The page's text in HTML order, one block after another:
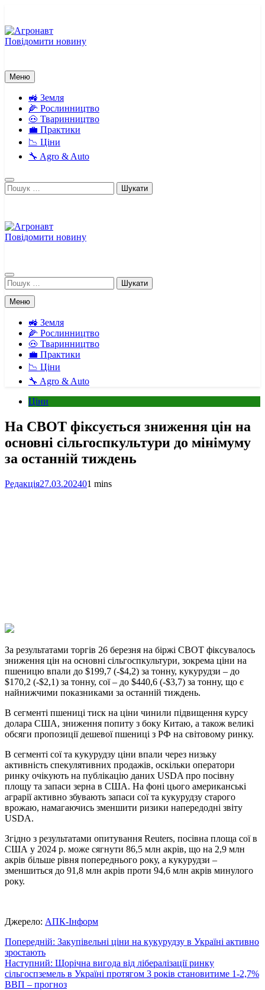
вмісту
Повідомити новину
Меню
🚜 Земля
🌽 Рослинництво
🐽 Тваринництво
💼 Практики
📉 Ціни
🔧 Agro & Auto
Пошук:
Повідомити новину
Пошук:
Меню
🚜 Земля
🌽 Рослинництво
🐽 Тваринництво
💼 Практики
📉 Ціни
🔧 Agro & Auto
Ціни
На CBOT фіксується зниження цін на
основні сільгоспкультури до мінімуму
за останній тиждень
Редакція27.03.202401 mins
Link
Print
За результатами торгів 26 березня на біржі CBOT фіксувалось
зниження цін на основні сільгоспкультури, зокрема ціни на
пшеницю впали до $199,7 (-$4,2) за тонну, кукурудзи – до
$170,2 (-$2,1) за тонну, сої – до $440,6 (-$3,7) за тонну, що є
найнижчими показниками за останній тиждень.
В сегменті пшениці тиск на ціни чинили підвищення курсу
долара США, зниження попиту з боку Китаю, а також великі
обсяги пропозиції дешевої пшениці з РФ на світовому ринку.
В сегменті сої та кукурудзу ціни впали через низьку
активність спекулятивних продажів, оскільки оператори
ринку очікують на публікацію даних USDA про посівну
площу та запаси зерна в США. На фоні цього американські
аграрії активно збувають запаси сої та кукурудзу старого
врожаю, намагаючись зменшити ризики напередодні звіту
USDA.
Згідно з результатами опитування Reuters, посівна площа сої в
США у 2024 р. може сягнути 86,5 млн акрів, що на 2,9 млн
акрів більше рівня попереднього року, а кукурудзи –
зменшиться до 91,8 млн акрів проти 94,6 млн акрів минулого
року.
Джерело: АПК-Інформ
Навігація
записів
Попередній: Закупівельні ціни на кукурудзу в Україні активно
зростають
Наступний: Щорічна вигода від лібералізації ринку
сільгоспземель в Україні протягом 3 років становитиме 1-2,7%
ВВП – прогноз